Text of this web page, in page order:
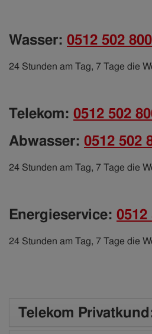
Wasser: 0512 502
24 Stunden am Tag, 7 Tage die
Telekom: 0512 502
Abwasser: 0512 502
24 Stunden am Tag, 7 Tage die
Energieservice: 0512
24 Stunden am Tag, 7 Tage die
Telekom